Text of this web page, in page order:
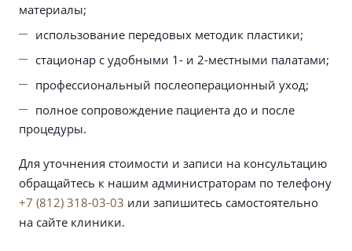
материалы;
использование передовых методик пластики;
стационар с удобными 1- и 2-местными палатами;
профессиональный послеоперационный уход;
полное сопровождение пациента до и после
процедуры.
Для уточнения стоимости и записи на консультацию
обращайтесь к нашим администраторам по телефону
+7 (812) 318-03-03 или запишитесь самостоятельно
на сайте клиники.